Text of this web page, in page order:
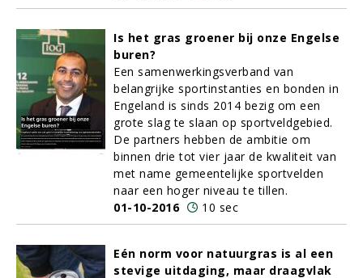
Is het gras groener bij onze Engelse
buren?
Een samenwerkingsverband van
belangrijke sportinstanties en bonden in
Engeland is sinds 2014 bezig om een
grote slag te slaan op sportveldgebied.
De partners hebben de ambitie om
binnen drie tot vier jaar de kwaliteit van
met name gemeentelijke sportvelden
naar een hoger niveau te tillen.
01-10-2016
10 sec
Eén norm voor natuurgras is al een
stevige uitdaging, maar draagvlak